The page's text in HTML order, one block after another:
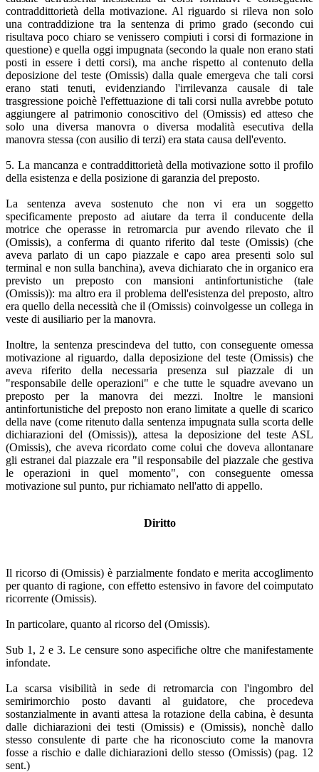
contraddittorietà della motivazione. Al riguardo si rileva non solo
una contraddizione tra la sentenza di primo grado (secondo cui
risultava poco chiaro se venissero compiuti i corsi di formazione in
questione) e quella oggi impugnata (secondo la quale non erano stati
posti in essere i detti corsi), ma anche rispetto al contenuto della
deposizione del teste (Omissis) dalla quale emergeva che tali corsi
erano stati tenuti, evidenziando l'irrilevanza causale di tale
trasgressione poichè l'effettuazione di tali corsi nulla avrebbe potuto
aggiungere al patrimonio conoscitivo del (Omissis) ed atteso che
solo una diversa manovra o diversa modalità esecutiva della
manovra stessa (con ausilio di terzi) era stata causa dell'evento.
5. La mancanza e contraddittorietà della motivazione sotto il profilo
della esistenza e della posizione di garanzia del preposto.
La sentenza aveva sostenuto che non vi era un soggetto
specificamente preposto ad aiutare da terra il conducente della
motrice che operasse in retromarcia pur avendo rilevato che il
(Omissis), a conferma di quanto riferito dal teste (Omissis) (che
aveva parlato di un capo piazzale e capo area presenti solo sul
terminal e non sulla banchina), aveva dichiarato che in organico era
previsto un preposto con mansioni antinfortunistiche (tale
(Omissis)): ma altro era il problema dell'esistenza del preposto, altro
era quello della necessità che il (Omissis) coinvolgesse un collega in
veste di ausiliario per la manovra.
Inoltre, la sentenza prescindeva del tutto, con conseguente omessa
motivazione al riguardo, dalla deposizione del teste (Omissis) che
aveva riferito della necessaria presenza sul piazzale di un
"responsabile delle operazioni" e che tutte le squadre avevano un
preposto per la manovra dei mezzi. Inoltre le mansioni
antinfortunistiche del preposto non erano limitate a quelle di scarico
della nave (come ritenuto dalla sentenza impugnata sulla scorta delle
dichiarazioni del (Omissis)), attesa la deposizione del teste ASL
(Omissis), che aveva ricordato come colui che doveva allontanare
gli estranei dal piazzale era "il responsabile del piazzale che gestiva
le operazioni in quel momento", con conseguente omessa
motivazione sul punto, pur richiamato nell'atto di appello.
Diritto
Il ricorso di (Omissis) è parzialmente fondato e merita accoglimento
per quanto di ragione, con effetto estensivo in favore del coimputato
ricorrente (Omissis).
In particolare, quanto al ricorso del (Omissis).
Sub 1, 2 e 3. Le censure sono aspecifiche oltre che manifestamente
infondate.
La scarsa visibilità in sede di retromarcia con l'ingombro del
semirimorchio posto davanti al guidatore, che procedeva
sostanzialmente in avanti attesa la rotazione della cabina, è desunta
dalle dichiarazioni dei testi (Omissis) e (Omissis), nonchè dallo
stesso consulente di parte che ha riconosciuto come la manovra
fosse a rischio e dalle dichiarazioni dello stesso (Omissis) (pag. 12
sent.)